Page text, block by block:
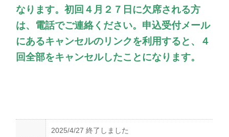
なります。初回４月２７日に欠席される方
は、電話でご連絡ください。申込受付メール
にあるキャンセルのリンクを利用すると、４
回全部をキャンセルしたことになります。
2025/4/27 終了しました